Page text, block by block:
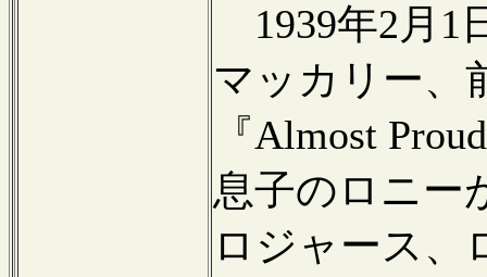
1939年2月1
マッカリー、
『Almost
息子のロニー
ロジャース、